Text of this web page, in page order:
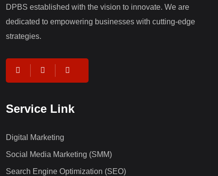
DPBS established with the vision to innovate. We are
dedicated to empowering businesses with cutting-edge
strategies.
Service Link
Digital Marketing
Social Media Marketing (SMM)
Search Engine Optimization (SEO)